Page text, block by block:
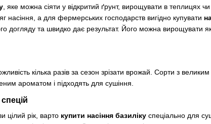
, яке можна сіяти у відкритий ґрунт, вирощувати в теплицях
насіння, а для фермерських господарств вигідно купувати
догляду та швидко дає результат. Його можна вирощувати
кілька разів за сезон зрізати врожай. Сорти з
ароматом і підходять для сушіння.
цілий рік, варто купити насіння базиліку спеціально для